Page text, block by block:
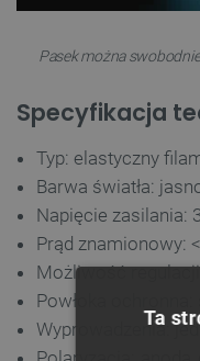
Pasek można
Specyfikacja
Typ: elastyczny
Barwa światła:
Napięcie zasilania:
Prąd znamionowy:
Możliwość
Powłoka ochronna:
Wyprowadzenia:
Ta